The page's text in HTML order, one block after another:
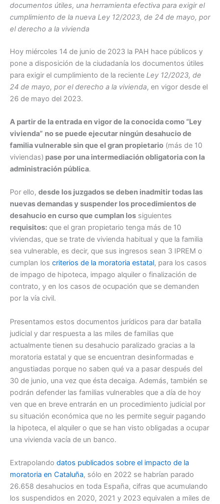
documentos útiles, una herramienta efectiva para exigir el
cumplimiento de la nueva Ley 12/2023, de 24 de mayo, por
el derecho a la vivienda
Hoy miércoles 14 de junio de 2023 la PAH hace públicos y
pone a disposición de la ciudadanía los documentos útiles
para exigir el cumplimiento de la reciente Ley 12/2023, de
24 de mayo, por el derecho a la vivienda, en vigor desde el
26 de mayo del 2023.
A partir de la entrada en vigor de la conocida como “Ley
vivienda” no se puede ejecutar ningún desahucio de
familia vulnerable sin que el gran propietario (más de 10
viviendas) pase por una intermediación obligatoria con la
administración pública.
Por ello, desde los juzgados se deben inadmitir todas las
nuevas demandas y suspender los procedimientos de
desahucio en curso que cumplan los siguientes
requisitos: que el gran propietario tenga más de 10
viviendas, que se trate de vivienda habitual y que la familia
sea vulnerable, es decir, que sus ingresos sean 3 IPREM o
cumplan los criterios de la moratoria estatal, para los casos
de impago de hipoteca, impago alquiler o finalización de
contrato, y en los casos de ocupación que se demanden
por la vía civil.
Presentamos estos documentos jurídicos para dar batalla
judicial y dar respuesta a las miles de familias que
actualmente tienen su desahucio paralizado gracias a la
moratoria estatal y que se encuentran desinformadas e
angustiadas porque no saben qué va a pasar después del
30 de junio, una vez que ésta decaiga. Además, también se
podrán defender las familias vulnerables que a día de hoy
ven que en breve entrarán en un procedimiento judicial por
su situación económica que no les permite seguir pagando
la hipoteca, el alquiler o que se han visto obligadas a ocupar
una vivienda vacía de un banco.
Extrapolando datos publicados sobre el impacto de la
moratoria en Cataluña, sólo en 2022 se habrían parado
26.658 desahucios en toda España, cifras que acumulando
los suspendidos en 2020, 2021 y 2023 equivalen a miles de